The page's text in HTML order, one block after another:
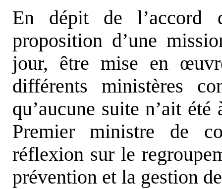
En dépit de l’accord
proposition d’une
jour, être mise en œ
différents ministères
qu’aucune suite n’ait
Premier ministre de
réflexion sur le
prévention et la gestion